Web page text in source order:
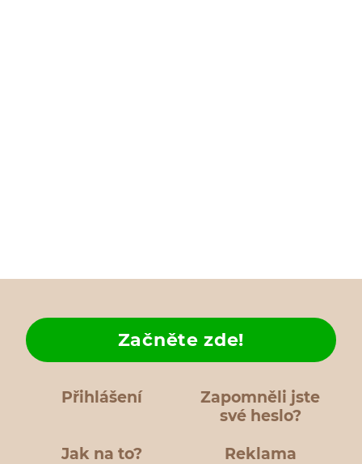
Přihlášení
Zapomněli jste
své heslo?
Jak na to?
Začněte zde!
Reklama